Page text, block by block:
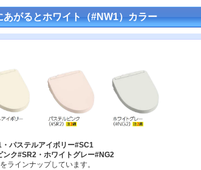
がるとホワイト（#NW1）カラー
パステルアイボリー#SC1
ンク#SR2・ホワイトグレー#NG2
ラインナップしています。